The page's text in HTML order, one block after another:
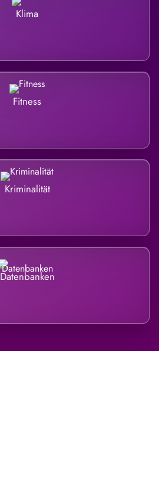
Klima
Fitness
Kriminalität
Datenbanken